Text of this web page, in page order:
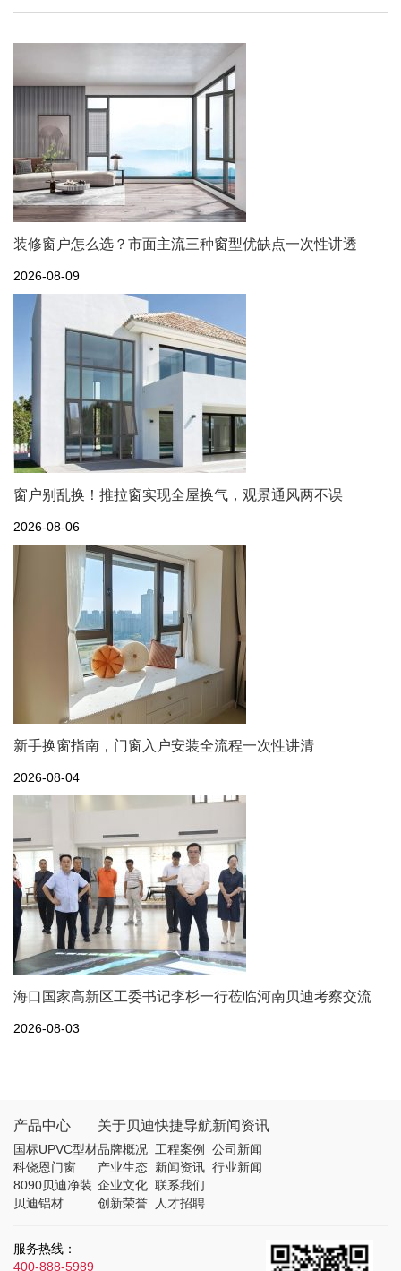
装修窗户怎么选？市面主流三种窗型优缺点一次性讲透
2026-08-09
窗户别乱换！推拉窗实现全屋换气，观景通风两不误
2026-08-06
新手换窗指南，门窗入户安装全流程一次性讲清
2026-08-04
海口国家高新区工委书记李杉一行莅临河南贝迪考察交流
2026-08-03
产品中心
国标UPVC型材
科饶恩门窗
8090贝迪净装
贝迪铝材
关于贝迪
品牌概况
产业生态
企业文化
创新荣誉
快捷导航
工程案例
新闻资讯
联系我们
人才招聘
新闻资讯
公司新闻
行业新闻
服务热线：
400-888-5989